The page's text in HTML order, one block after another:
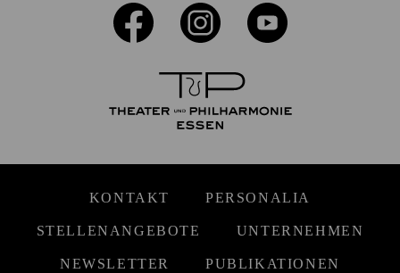
KONTAKT PERSONALIA
STELLENANGEBOTE UNTERNEHMEN
NEWSLETTER PUBLIKATIONEN